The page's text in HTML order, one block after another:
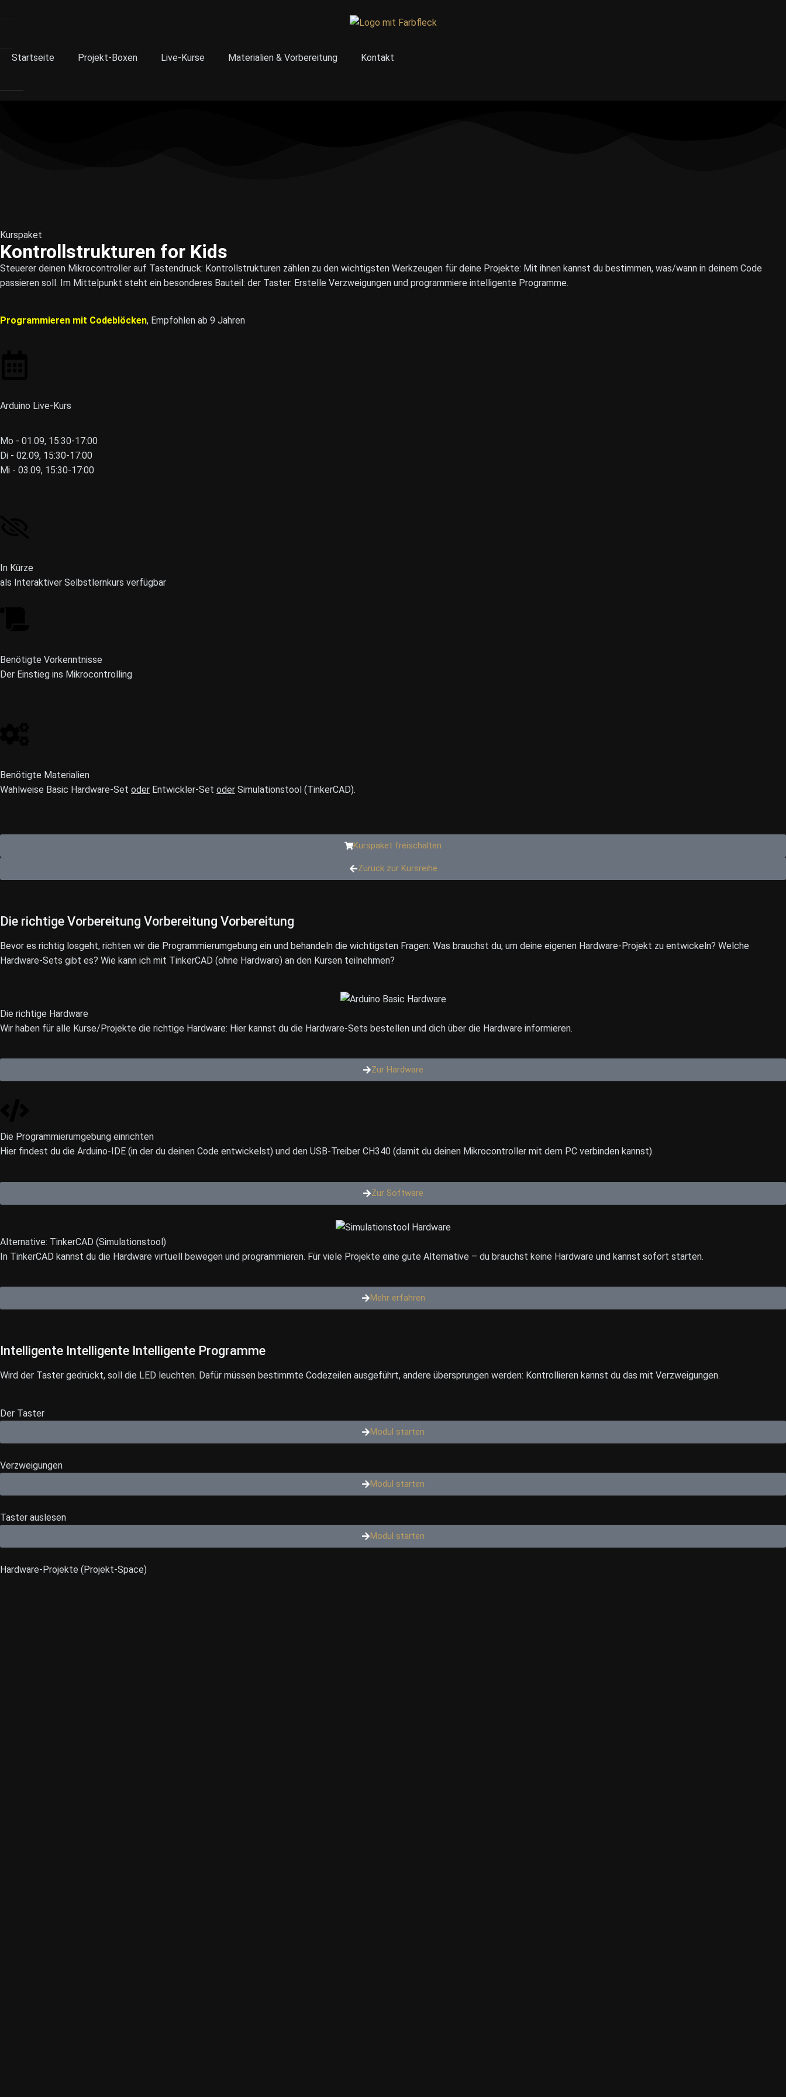
Startseite Projekt-Boxen Live-Kurse Materialien & Vorbereitung Kontakt
Kurspaket
Kontrollstrukturen for Kids
Steuerer deinen Mikrocontroller auf Tastendruck: Kontrollstrukturen zählen zu den wichtigsten Werkzeugen für deine Projekte: Mit ihnen kannst du bestimmen, was/wann in deinem Code
passieren soll. Im Mittelpunkt steht ein besonderes Bauteil: der Taster. Erstelle Verzweigungen und programmiere intelligente Programme.
Programmieren mit Codeblöcken, Empfohlen ab 9 Jahren
Arduino Live-Kurs
Mo - 01.09, 15:30-17:00
Di - 02.09, 15:30-17:00
Mi - 03.09, 15:30-17:00
In Kürze
als Interaktiver Selbstlernkurs verfügbar
Benötigte Vorkenntnisse
Der Einstieg ins Mikrocontrolling
Benötigte Materialien
Wahlweise Basic Hardware-Set oder Entwickler-Set oder Simulationstool (TinkerCAD).
Kurspaket freischalten
Zurück zur Kursreihe
Die richtige Vorbereitung Vorbereitung Vorbereitung
Bevor es richtig losgeht, richten wir die Programmierumgebung ein und behandeln die wichtigsten Fragen: Was brauchst du, um deine eigenen Hardware-Projekt zu entwickeln? Welche
Hardware-Sets gibt es? Wie kann ich mit TinkerCAD (ohne Hardware) an den Kursen teilnehmen?
Die richtige Hardware
Wir haben für alle Kurse/Projekte die richtige Hardware: Hier kannst du die Hardware-Sets bestellen und dich über die Hardware informieren.
Zur Hardware
Die Programmierumgebung einrichten
Hier findest du die Arduino-IDE (in der du deinen Code entwickelst) und den USB-Treiber CH340 (damit du deinen Mikrocontroller mit dem PC verbinden kannst).
Zur Software
Alternative: TinkerCAD (Simulationstool)
In TinkerCAD kannst du die Hardware virtuell bewegen und programmieren. Für viele Projekte eine gute Alternative – du brauchst keine Hardware und kannst sofort starten.
Mehr erfahren
Intelligente Intelligente Intelligente Programme
Wird der Taster gedrückt, soll die LED leuchten. Dafür müssen bestimmte Codezeilen ausgeführt, andere übersprungen werden: Kontrollieren kannst du das mit Verzweigungen.
Der Taster
Modul starten
Verzweigungen
Modul starten
Taster auslesen
Modul starten
Hardware-Projekte (Projekt-Space)